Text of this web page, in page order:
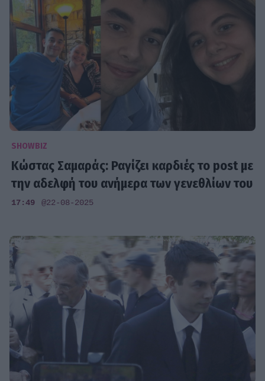
SHOWBIZ
Κώστας Σαμαράς: Ραγίζει καρδιές το post με
την αδελφή του ανήμερα των γενεθλίων του
17:49 @22-08-2025